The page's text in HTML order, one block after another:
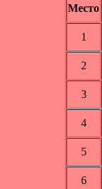
Место
1
2
3
4
5
6